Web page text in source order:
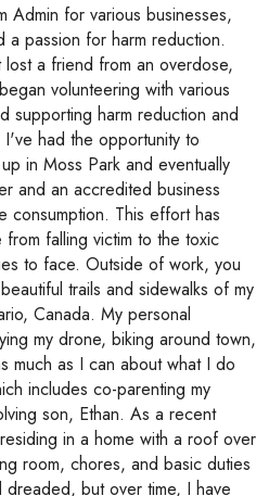
Admin for various businesses,
a passion for harm reduction.
a friend from an overdose,
volunteering with various
supporting harm reduction and
I've had the opportunity to
in Moss Park and eventually
and an accredited business
consumption. This effort has
falling victim to the toxic
to face. Outside of work, you
trails and sidewalks of my
Canada. My personal
my drone, biking around town,
much as I can about what I do
includes co-parenting my
son, Ethan. As a recent
in a home with a roof over
room, chores, and basic duties
but over time, I have